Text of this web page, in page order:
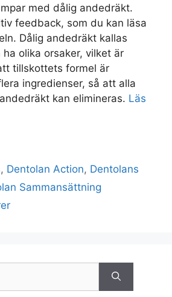
med dålig andedräkt.
feedback, som du kan läsa
Dålig andedräkt kallas
olika orsaker, vilket är
tillskottets formel är
ingredienser, så att alla
kan elimineras. Läs
, Dentolan Action, Dentolans
Sammansättning